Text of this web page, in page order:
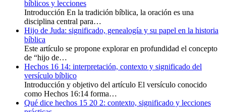
bíblicos y lecciones
Introducción En la tradición bíblica, la oración es una
disciplina central para…
Hijo de Juda: significado, genealogía y su papel en la historia
bíblica
Este artículo se propone explorar en profundidad el concepto
de “hijo de…
Hechos 16 14: interpretación, contexto y significado del
versículo bíblico
Introducción y objetivo del artículo El versículo conocido
como Hechos 16:14 forma…
Qué dice hechos 15 20 2: contexto, significado y lecciones